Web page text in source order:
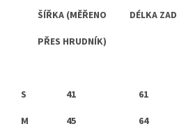
ŠÍŘKA (MĚŘENO DÉLKA ZAD
PŘES HRUDNÍK)
S
41 61
M 45 64